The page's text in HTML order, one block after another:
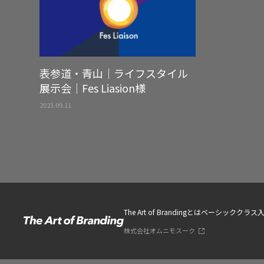
表参道・青山｜ライフスタイル
展示会｜Fes Liasion様
2023.09.11
The Art of Brandingとはベーシッククラス
株式会社オムニモスーク